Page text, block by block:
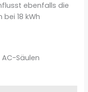
ebenfalls die
bei 18 kWh
Säulen